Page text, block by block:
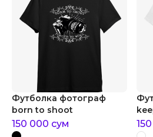
Футболка фотограф
born to shoot
150 000 сум